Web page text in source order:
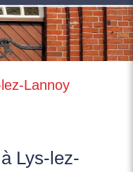
Lannoy
Lys-lez-